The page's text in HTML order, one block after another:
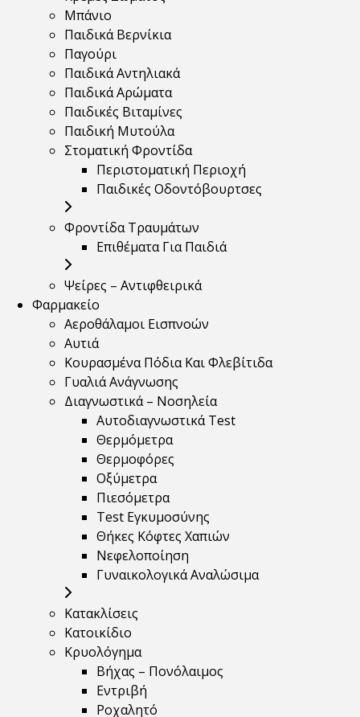
Μπάνιο
Παιδικά Βερνίκια
Παγούρι
Παιδικά Αντηλιακά
Παιδικά Αρώματα
Παιδικές Βιταμίνες
Παιδική Μυτούλα
Στοματική Φροντίδα
Περιστοματική Περιοχή
Παιδικές Οδοντόβουρτσες
Φροντίδα Τραυμάτων
Επιθέματα Για Παιδιά
Ψείρες – Αντιφθειρικά
Φαρμακείο
Αεροθάλαμοι Εισπνοών
Αυτιά
Κουρασμένα Πόδια Και Φλεβίτιδα
Γυαλιά Ανάγνωσης
Διαγνωστικά – Νοσηλεία
Αυτοδιαγνωστικά Test
Θερμόμετρα
Θερμοφόρες
Οξύμετρα
Πιεσόμετρα
Test Εγκυμοσύνης
Θήκες Κόφτες Χαπιών
Νεφελοποίηση
Γυναικολογικά Αναλώσιμα
Κατακλίσεις
Κατοικίδιο
Κρυολόγημα
Βήχας – Πονόλαιμος
Εντριβή
Ροχαλητό